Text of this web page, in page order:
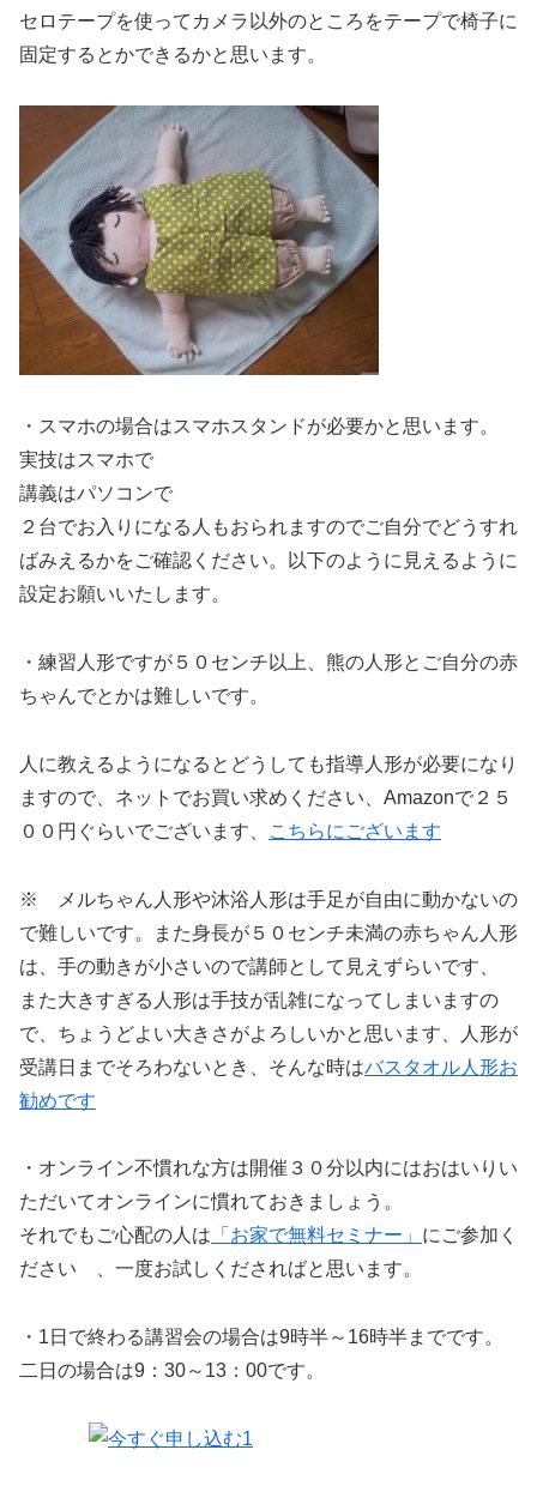
セロテープを使ってカメラ以外のところをテープで椅子に
固定するとかできるかと思います。
・スマホの場合はスマホスタンドが必要かと思います。
実技はスマホで
講義はパソコンで
２台でお入りになる人もおられますのでご自分でどうすれ
ばみえるかをご確認ください。以下のように見えるように
設定お願いいたします。
・練習人形ですが５０センチ以上、熊の人形とご自分の赤
ちゃんでとかは難しいです。
人に教えるようになるとどうしても指導人形が必要になり
ますので、ネットでお買い求めください、Amazonで２５
００円ぐらいでございます、
こちらにございます
※ メルちゃん人形や沐浴人形は手足が自由に動かないの
で難しいです。また身長が５０センチ未満の赤ちゃん人形
は、手の動きが小さいので講師として見えずらいです、
また大きすぎる人形は手技が乱雑になってしまいますの
で、ちょうどよい大きさがよろしいかと思います、人形が
受講日までそろわないとき、そんな時はバスタオル人形お
勧めです
・オンライン不慣れな方は開催３０分以内にはおはいりい
ただいてオンラインに慣れておきましょう。
それでもご心配の人は 「お家で無料セミナー」 にご参加く
ださい 、一度お試しくださればと思います。
・1日で終わる講習会の場合は9時半～16時半までです。
二日の場合は9：30～13：00です。